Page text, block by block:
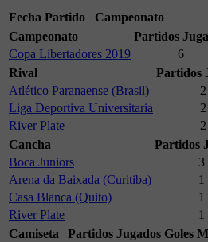
Fecha Partido
Campeonato
Campeonato
Partidos
Copa Libertadores 2019
6
Rival
Partidos
Atlético Paranaense (Brasil)
2
Liga Deportiva Universitaria
2
River Plate
2
Cancha
Partidos
Boca Juniors
3
Arena da Baixada (Curitiba)
1
Casa Blanca (Quito)
1
River Plate
1
Camiseta
Partidos Jugados Goles